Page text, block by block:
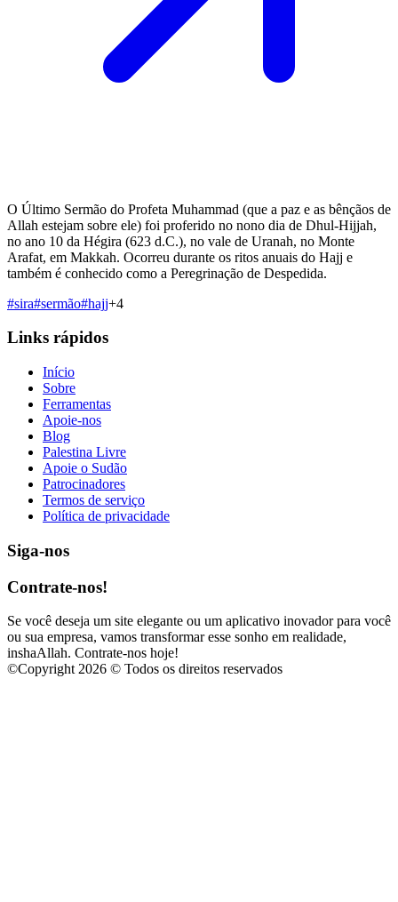
O Último Sermão do Profeta Muhammad (que a paz e as bênçãos de
Allah estejam sobre ele) foi proferido no nono dia de Dhul-Hijjah,
no ano 10 da Hégira (623 d.C.), no vale de Uranah, no Monte
Arafat, em Makkah. Ocorreu durante os ritos anuais do Hajj e
também é conhecido como a Peregrinação de Despedida.
#sira#sermão#hajj+4
Links rápidos
Início
Sobre
Ferramentas
Apoie-nos
Blog
Palestina Livre
Apoie o Sudão
Patrocinadores
Termos de serviço
Política de privacidade
Siga-nos
Contrate-nos!
Se você deseja um site elegante ou um aplicativo inovador para você
ou sua empresa, vamos transformar esse sonho em realidade,
inshaAllah. Contrate-nos hoje!
©Copyright 2026 © Todos os direitos reservados